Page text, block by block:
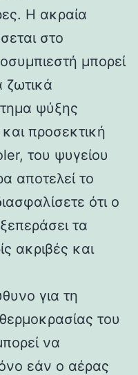
Η ακραία
στο
μπορεί
ζωτικά
ψύξης
προσεκτική
του ψυγείου
αποτελεί το
ότι ο
τα
ακριβές και
για τη
του
να
εάν ο αέρας